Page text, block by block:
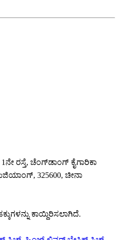
ರಸ್ತೆ, ಚೆಂಗ್‌ಡಾಂಗ್ ಕೈಗಾರಿಕಾ
325600, ಚೀನಾ
ಕಾಯ್ದಿರಿಸಲಾಗಿದೆ.